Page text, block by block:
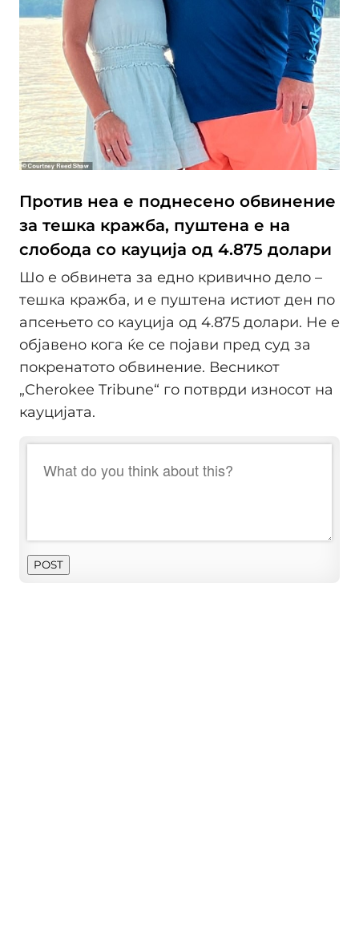
Против неа е поднесено обвинение
за тешка кражба, пуштена е на
слобода со кауција од 4.875 долари
Шо е обвинета за едно кривично дело –
тешка кражба, и е пуштена истиот ден по
апсењето со кауција од 4.875 долари. Не е
објавено кога ќе се појави пред суд за
покренатото обвинение. Весникот
„Cherokee Tribune“ го потврди износот на
кауцијата.
POST